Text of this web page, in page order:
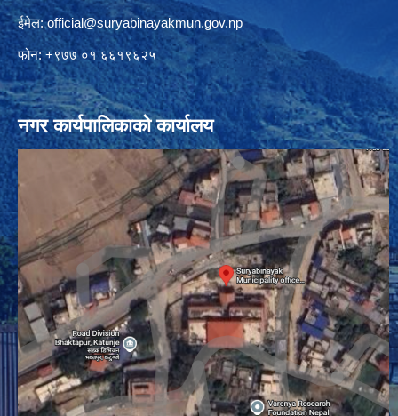
ईमेल:official@suryabinayakmun.gov.np
फोन: +९७७ ०१ ६६१९६२५
नगर कार्यपालिकाको कार्यालय